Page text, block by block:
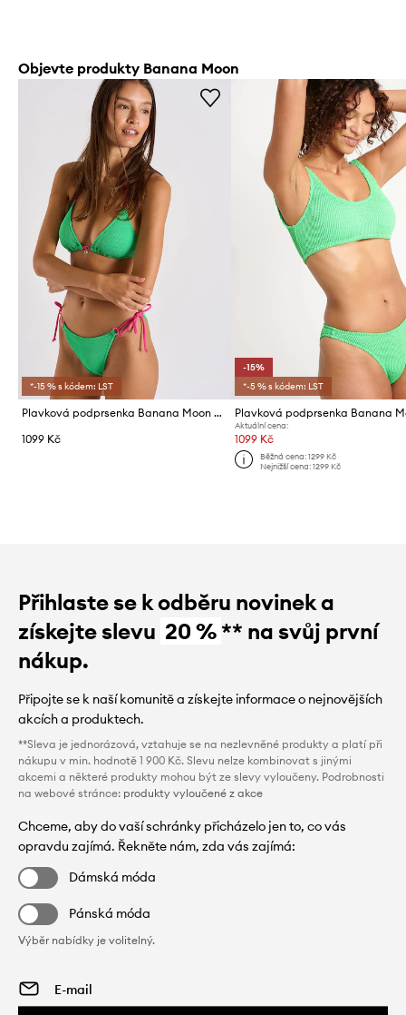
Objevte produkty Banana Moon
*-15 % s kódem: LST
Plavková podprsenka Banana Moon Scrunchymix
1099 Kč
-15%
*-5 % s kódem: LST
Aktuální cena:
1099 Kč
Běžná cena: 1299 Kč
Nejnižší cena: 1299 Kč
Přihlaste se k odběru novinek a
získejte slevu 20 %** na svůj první
nákup.
Připojte se k naší komunitě a získejte informace o nejnovějších
akcích a produktech.
**Sleva je jednorázová, vztahuje se na nezlevněné produkty a platí při
nákupu v min. hodnotě 1 900 Kč. Slevu nelze kombinovat s jinými
akcemi a některé produkty mohou být ze slevy vyloučeny. Podrobnosti
na webové stránce: produkty vyloučené z akce
Chceme, aby do vaší schránky přicházelo jen to, co vás
opravdu zajímá. Řekněte nám, zda vás zajímá:
Dámská móda
Pánská móda
Výběr nabídky je volitelný.